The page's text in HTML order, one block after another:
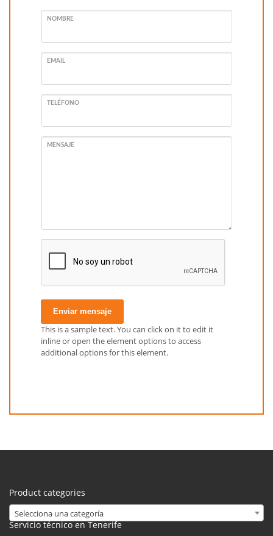
NOMBRE
EMAIL
TELÉFONO
MENSAJE
Enviar mensaje
This is a sample text. You can click on it to edit it
inline or open the element options to access
additional options for this element.
Product categories
Selecciona una categoría
Servicio técnico en Tenerife